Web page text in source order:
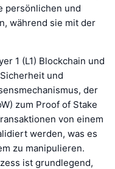
persönlichen und
während sie mit der
1 (L1) Blockchain und
und
der
zum Proof of Stake
von einem
werden, was es
zu manipulieren.
ist grundlegend,